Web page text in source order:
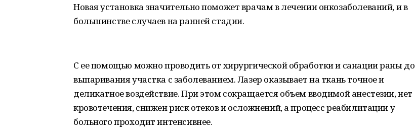
Новая установка значительно поможет врачам в лечении онкозаболеваний, и в
большинстве случаев на ранней стадии.
С ее помощью можно проводить от хирургической обработки и санации раны до
выпаривания участка с заболеванием. Лазер оказывает на ткань точное и
деликатное воздействие. При этом сокращается объем вводимой анестезии, нет
кровотечения, снижен риск отеков и осложнений, а процесс реабилитации у
больного проходит интенсивнее.